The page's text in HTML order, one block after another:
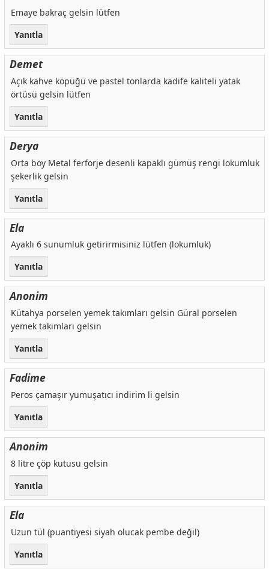
Emaye bakraç gelsin lütfen
Yanıtla
Demet
Açık kahve köpüğü ve pastel tonlarda kadife kaliteli yatak
örtüsü gelsin lütfen
Yanıtla
Derya
Orta boy Metal ferforje desenli kapaklı gümüş rengi lokumluk
şekerlik gelsin
Yanıtla
Ela
Ayaklı 6 sunumluk getirirmisiniz lütfen (lokumluk)
Yanıtla
Anonim
Kütahya porselen yemek takımları gelsin Güral porselen
yemek takımları gelsin
Yanıtla
Fadime
Peros çamaşır yumuşatıcı indirim li gelsin
Yanıtla
Anonim
8 litre çöp kutusu gelsin
Yanıtla
Ela
Uzun tül (puantiyesi siyah olucak pembe değil)
Yanıtla